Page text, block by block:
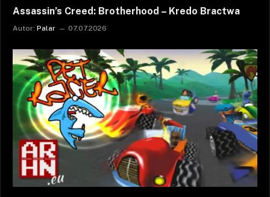
Assassin’s Creed: Brotherhood – Kredo Bractwa
Autor: Palar 07.07.2026